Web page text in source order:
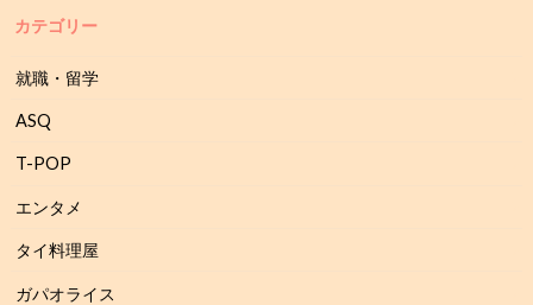
カテゴリー
就職・留学
ASQ
T-POP
エンタメ
タイ料理屋
ガパオライス